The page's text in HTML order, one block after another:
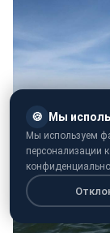
🍪 Мы
Мы используем
персонализации